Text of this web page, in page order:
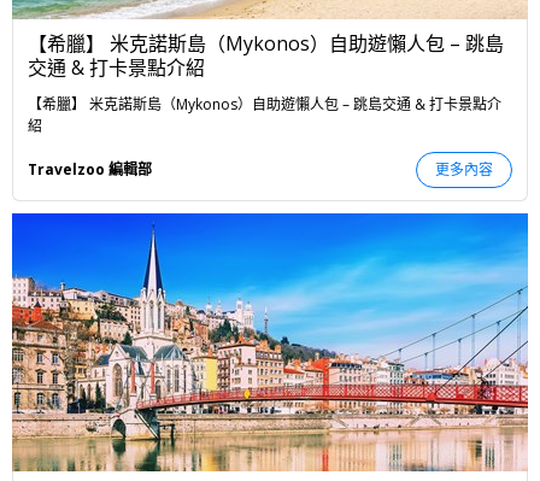
【希臘】 米克諾斯島（Mykonos）自助遊懶人包 – 跳島
交通 & 打卡景點介紹
【希臘】 米克諾斯島（Mykonos）自助遊懶人包 – 跳島交通 & 打卡景點介
紹
更多內容
Travelzoo 編輯部